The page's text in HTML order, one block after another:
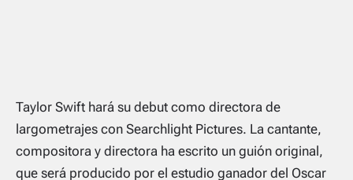
Taylor Swift hará su debut como directora de
largometrajes con Searchlight Pictures. La cantante,
compositora y directora ha escrito un guión original,
que será producido por el estudio ganador del Oscar